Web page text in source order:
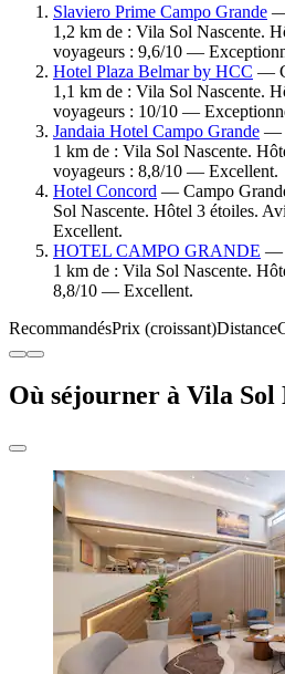
Slaviero Prime Campo Grande —
1,2 km de : Vila Sol Nascente.
voyageurs : 9,6/10 —
Hotel Plaza Belmar by HCC —
1,1 km de : Vila Sol Nascente.
voyageurs : 10/10 —
Jandaia Hotel Campo Grande —
1 km de : Vila Sol Nascente.
voyageurs : 8,8/10 — Excellent.
Hotel Concord — Campo
Sol Nascente. Hôtel 3 étoiles.
Excellent.
HOTEL CAMPO GRANDE —
1 km de : Vila Sol Nascente.
8,8/10 — Excellent.
RecommandésPrix (croissant)Distance
Où séjourner à Vila Sol